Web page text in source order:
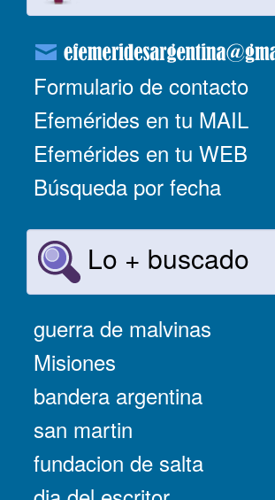
Formulario de contacto
Efemérides en tu MAIL
Efemérides en tu WEB
Búsqueda por fecha
Lo + buscado
guerra de malvinas
Misiones
bandera argentina
san martin
fundacion de salta